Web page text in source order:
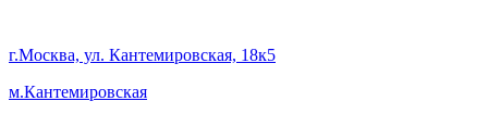
г.Москва, ул. Кантемировская, 18к5
м.Кантемировская